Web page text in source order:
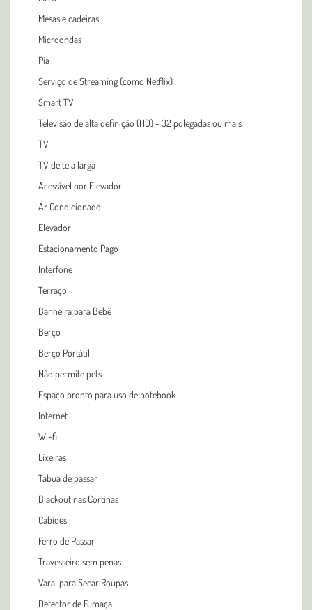
Mesas e cadeiras
Microondas
Pia
Serviço de Streaming (como Netflix)
Smart TV
Televisão de alta definição (HD) - 32 polegadas ou mais
TV
TV de tela larga
Acessível por Elevador
Ar Condicionado
Elevador
Estacionamento Pago
Interfone
Terraço
Banheira para Bebê
Berço
Berço Portátil
Não permite pets
Espaço pronto para uso de notebook
Internet
Wi-fi
Lixeiras
Tábua de passar
Blackout nas Cortinas
Cabides
Ferro de Passar
Travesseiro sem penas
Varal para Secar Roupas
Detector de Fumaça